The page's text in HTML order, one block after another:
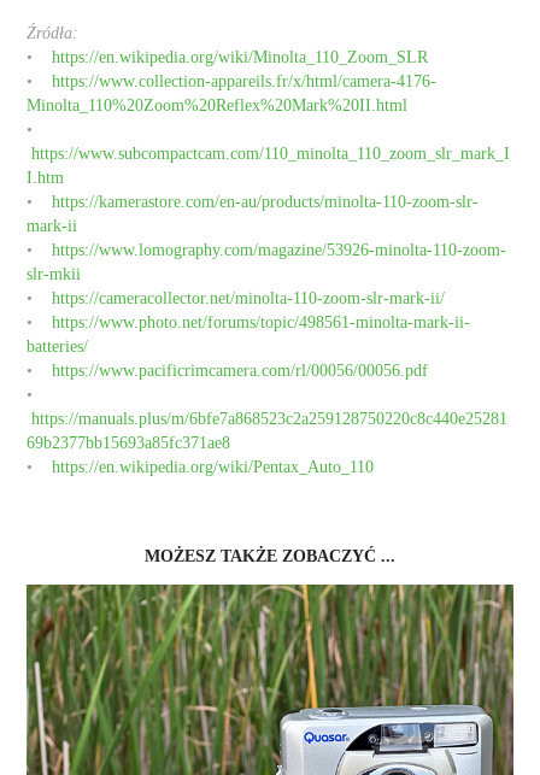
Źródła:
•https://en.wikipedia.org/wiki/Minolta_110_Zoom_SLR
•https://www.collection-appareils.fr/x/html/camera-4176-
Minolta_110%20Zoom%20Reflex%20Mark%20II.html
•
https://www.subcompactcam.com/110_minolta_110_zoom_slr_mark_I
I.htm
•https://kamerastore.com/en-au/products/minolta-110-zoom-slr-
mark-ii
•https://www.lomography.com/magazine/53926-minolta-110-zoom-
slr-mkii
•https://cameracollector.net/minolta-110-zoom-slr-mark-ii/
•https://www.photo.net/forums/topic/498561-minolta-mark-ii-
batteries/
•https://www.pacificrimcamera.com/rl/00056/00056.pdf
•
https://manuals.plus/m/6bfe7a868523c2a259128750220c8c440e25281
69b2377bb15693a85fc371ae8
•https://en.wikipedia.org/wiki/Pentax_Auto_110
MOŻESZ TAKŻE ZOBACZYĆ ...